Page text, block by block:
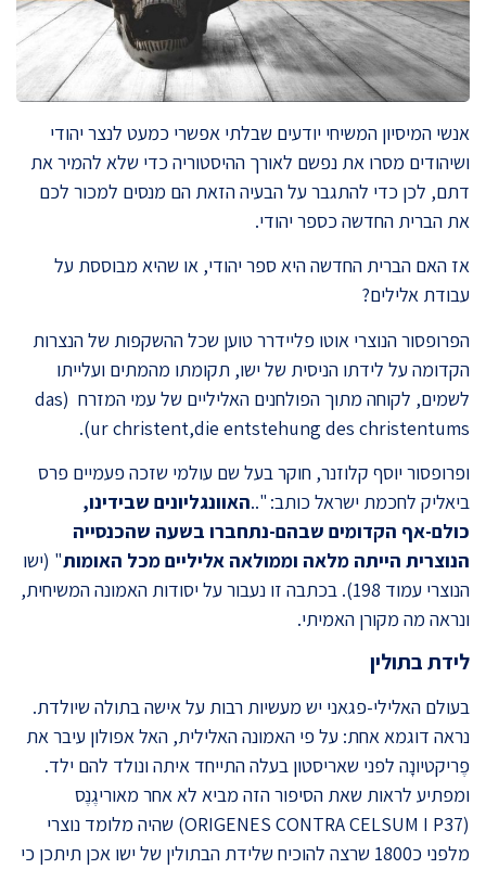
אנשי המיסיון המשיחי יודעים שבלתי אפשרי כמעט לנצר יהודי
ושיהודים מסרו את נפשם לאורך ההיסטוריה כדי שלא להמיר את
דתם, לכן כדי להתגבר על הבעיה הזאת הם מנסים למכור לכם
את הברית החדשה כספר יהודי.
אז האם הברית החדשה היא ספר יהודי, או שהיא מבוססת על
עבודת אלילים?
הפרופסור הנוצרי אוטו פליידרר טוען שכל ההשקפות של הנצרות
הקדומה על לידתו הניסית של ישו, תקומתו מהמתים ועלייתו
לשמים, לקוחה מתוך הפולחנים האליליים של עמי המזרח (das
ur christent,die entstehung des christentums).
ופרופסור יוסף קלוזנר, חוקר בעל שם עולמי שזכה פעמיים פרס
ביאליק לחכמת ישראל כותב: "..האוונגליונים שבידינו,
כולם-אף הקדומים שבהם-נתחברו בשעה שהכנסייה
הנוצרית הייתה מלאה וממולאה אליליים מכל האומות" (ישו
הנוצרי עמוד 198). בכתבה זו נעבור על יסודות האמונה המשיחית,
ונראה מה מקורן האמיתי.
לידת בתולין
בעולם האלילי-פגאני יש מעשיות רבות על אישה בתולה שיולדת.
נראה דוגמא אחת: על פי האמונה האלילית, האל אפולון עיבר את
פֶריקטיונָה לפני שאריסטון בעלה התייחד איתה ונולד להם ילד.
ומפתיע לראות שאת הסיפור הזה מביא לא אחר מאוריגֶנֶס
(ORIGENES CONTRA CELSUM I P37) שהיה מלומד נוצרי
מלפני כ1800 שרצה להוכיח שלידת הבתולין של ישו אכן תיתכן כי